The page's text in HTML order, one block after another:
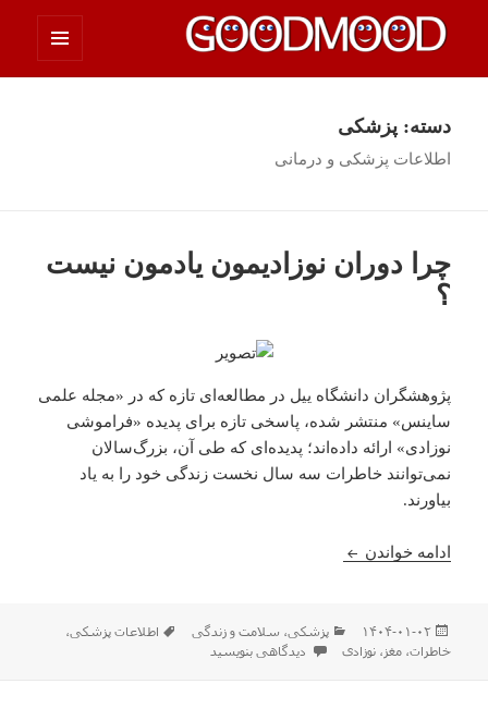
چیزای خووب مووب
دسته:پزشکی
اطلاعات پزشکی و درمانی
چرا دوران نوزادیمون یادمون نیست
؟
پژوهشگران دانشگاه ییل در مطالعه‌ای تازه که در «مجله علمی
ساینس» منتشر شده، پاسخی تازه برای پدیده «فراموشی
نوزادی» ارائه داده‌اند؛ پدیده‌ای که طی آن، بزرگ‌سالان
نمی‌توانند خاطرات سه سال نخست زندگی خود را به یاد
بیاورند.
ادامه خواندن چرا دوران نوزادیمون یادمون نیست ؟
ارسال
شده
۱۴۰۴-۰۱-۰۲ دسته‌ها
پزشکی، سلامت و زندگی برچسب‌ها
اطلاعات پزشکی،
خاطرات،مغز ،نوزادی برای چرا دوران نوزادیمون یادمون نیست ؟
دیدگاهی بنویسید